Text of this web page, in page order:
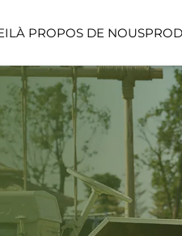
À PROPOS DE NOUS
ESPACE
ESPACE POUR